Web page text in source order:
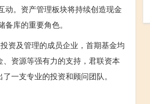
动。资产管理板块将持续创造现金
库的重要角色。
及管理的成员企业，首期基金均
资源等强有力的支持，君联资本
一支专业的投资和顾问团队。